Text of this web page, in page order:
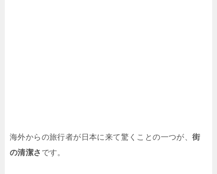
海外からの旅行者が日本に来て驚くことの一つが、街
の清潔さ です。